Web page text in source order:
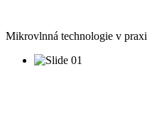
Mikrovlnná technologie v praxi